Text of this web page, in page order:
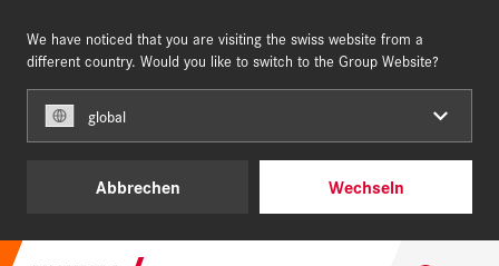
We have noticed that you are visiting the swiss website from a
different country. Would you like to switch to the Group Website?
global
Abbrechen Wechseln
Projektgeschäft
SCHWEIZ DE